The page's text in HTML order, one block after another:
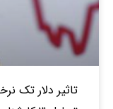
تاثیر دلار تک